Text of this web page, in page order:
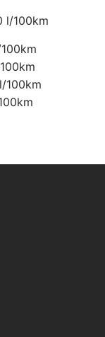
l/100km
100km